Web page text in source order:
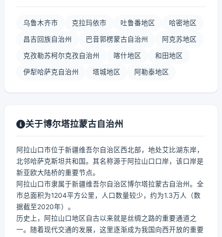
乌鲁木齐市 克拉玛依市 吐鲁番地区 哈密地区
昌吉回族自治州 巴音郭楞蒙古自治州 阿克苏地区
克孜勒苏柯尔克孜自治州 喀什地区 和田地区
伊犁哈萨克自治州 塔城地区 阿勒泰地区
关于博尔塔拉蒙古自治州
阿拉山口市位于新疆维吾尔自治区西北部，地处艾比湖东岸，
北邻哈萨克斯坦共和国。其名称源于阿拉山口口岸，该口岸是
新亚欧大陆桥的重要节点。
阿拉山口市隶属于新疆维吾尔自治区博尔塔拉蒙古自治州。全
市总面积为1204平方公里，人口数量较少，约为1.3万人（数
据截至2020年）。
历史上，阿拉山口地区自古以来就是丝绸之路的重要通道之
一。随着现代交通的发展，这里逐渐成为我国向西开放的重要